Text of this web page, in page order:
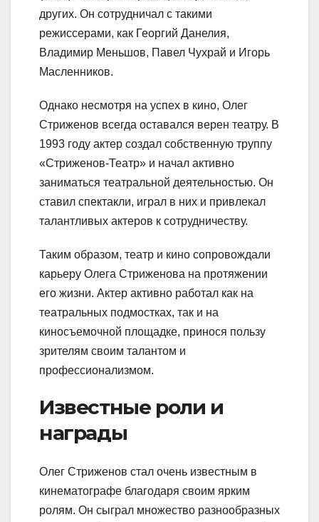
других. Он сотрудничал с такими
режиссерами, как Георгий Данелия,
Владимир Меньшов, Павел Чухрай и Игорь
Масленников.
Однако несмотря на успех в кино, Олег
Стриженов всегда оставался верен театру. В
1993 году актер создал собственную труппу
«Стриженов-Театр» и начал активно
заниматься театральной деятельностью. Он
ставил спектакли, играл в них и привлекал
талантливых актеров к сотрудничеству.
Таким образом, театр и кино сопровождали
карьеру Олега Стриженова на протяжении
его жизни. Актер активно работал как на
театральных подмостках, так и на
киносъемочной площадке, принося пользу
зрителям своим талантом и
профессионализмом.
Известные роли и
награды
Олег Стриженов стал очень известным в
кинематографе благодаря своим ярким
ролям. Он сыграл множество разнообразных